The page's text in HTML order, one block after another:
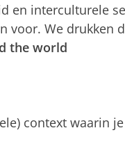
en interculturele
voor. We drukken
the world
context waarin